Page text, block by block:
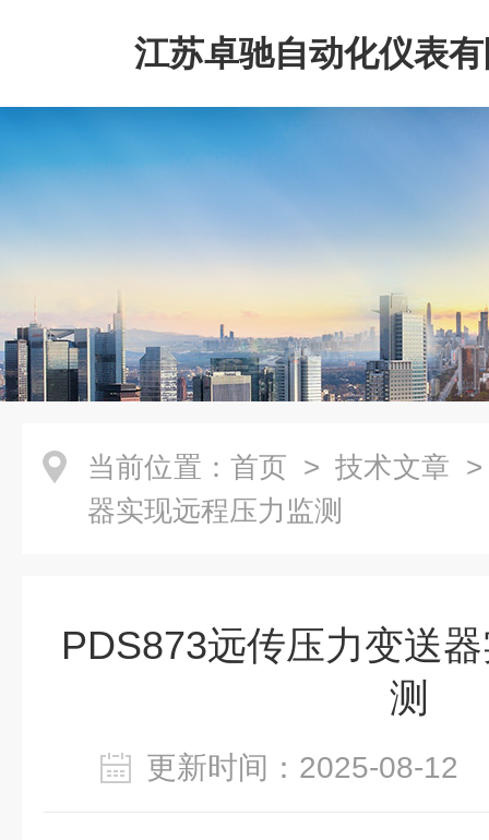
江苏卓驰自动化仪表
当前位置： 首页 > 技术文章
器实现远程压力监测
PDS873远传压力变送
测
更新时间：2025-08-